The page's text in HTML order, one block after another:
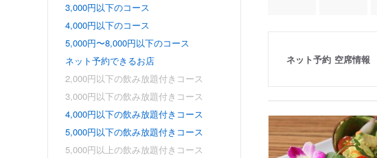
3,000円以下のコース
4,000円以下のコース
5,000円〜8,000円以下のコース
ネット予約できるお店
2,000円以下の飲み放題付きコース
3,000円以下の飲み放題付きコース
4,000円以下の飲み放題付きコース
5,000円以下の飲み放題付きコース
5,000円以上の飲み放題付きコース
ネット予約 空席情報